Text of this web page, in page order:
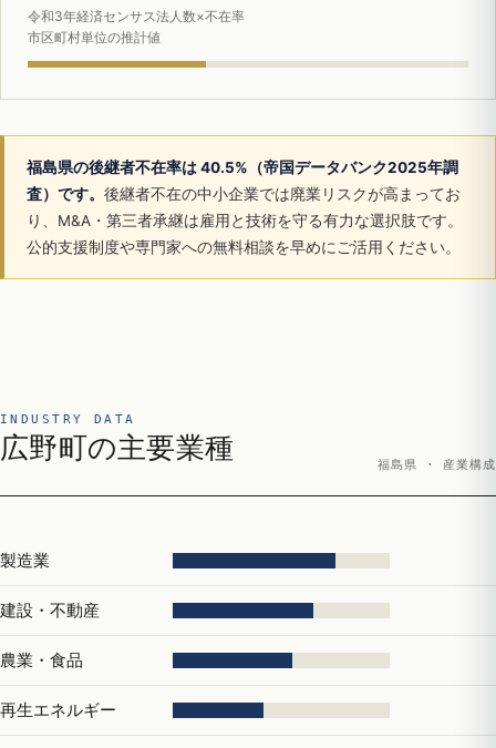
令和3年経済センサス法人数×不在率
市区町村単位の推計値
福島県の後継者不在率は 40.5%（帝国データバンク2025年調
査）です。 後継者不在の中小企業では廃業リスクが高まってお
り、M&A・第三者承継は雇用と技術を守る有力な選択肢です。
公的支援制度や専門家への無料相談を早めにご活用ください。
INDUSTRY DATA
広野町の主要業種
福島県 · 産業構成
製造業
建設・不動産
農業・食品
再生エネルギー